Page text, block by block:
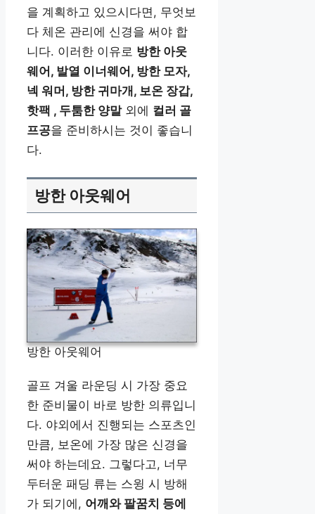
을 계획하고 있으시다면, 무엇보
다 체온 관리에 신경을 써야 합
니다. 이러한 이유로 방한 아웃
웨어, 발열 이너웨어, 방한 모자,
넥 워머, 방한 귀마개, 보온 장갑,
핫팩 , 두툼한 양말외에 컬러 골
프공을 준비하시는 것이 좋습니
다.
방한 아웃웨어
방한 아웃웨어
골프 겨울 라운딩 시 가장 중요
한 준비물이 바로 방한 의류입니
다. 야외에서 진행되는 스포츠인
만큼, 보온에 가장 많은 신경을
써야 하는데요. 그렇다고, 너무
두터운 패딩 류는 스윙 시 방해
가 되기에, 어깨와 팔꿈치 등에